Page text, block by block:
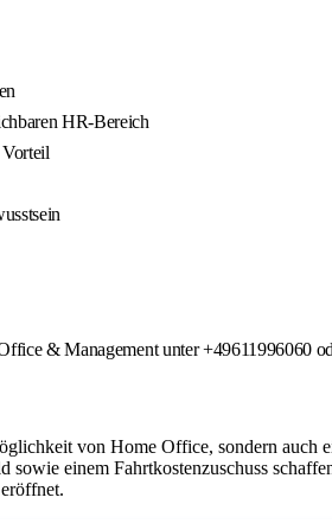
HR-Bereich
& Management unter +49611996060
von Home Office, sondern auch
einem Fahrtkostenzuschuss